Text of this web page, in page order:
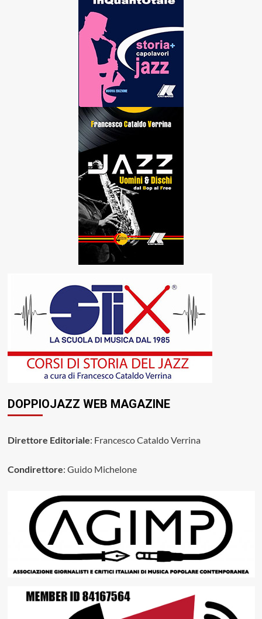
DOPPIOJAZZ WEB MAGAZINE
Direttore Editoriale: Francesco Cataldo Verrina
Condirettore: Guido Michelone